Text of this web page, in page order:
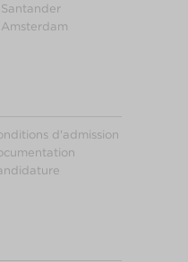
Santander
Amsterdam
d'admission